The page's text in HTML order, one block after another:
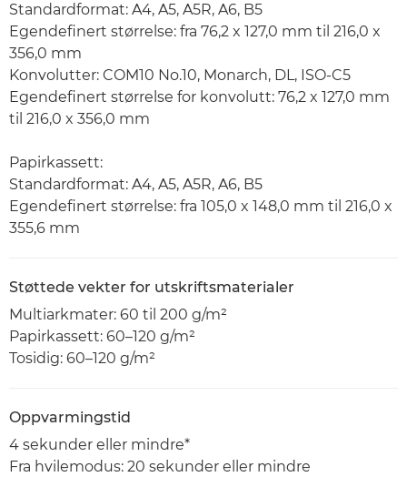
Standardformat: A4, A5, A5R, A6, B5
Egendefinert størrelse: fra 76,2 x 127,0 mm til 216,0 x
356,0 mm
Konvolutter: COM10 No.10, Monarch, DL, ISO-C5
Egendefinert størrelse for konvolutt: 76,2 x 127,0 mm
til 216,0 x 356,0 mm
Papirkassett:
Standardformat: A4, A5, A5R, A6, B5
Egendefinert størrelse: fra 105,0 x 148,0 mm til 216,0 x
355,6 mm
Støttede vekter for utskriftsmaterialer
Multiarkmater: 60 til 200 g/m²
Papirkassett: 60–120 g/m²
Tosidig: 60–120 g/m²
Oppvarmingstid
4 sekunder eller mindre*
Fra hvilemodus: 20 sekunder eller mindre